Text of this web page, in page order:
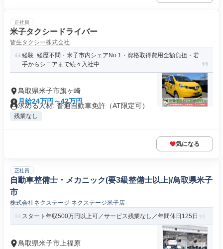
正社員
米子タクシードライバー
皆生タクシー株式会社
経験･経歴不問・米子市内シェアNo.1・資格取得費用全額負担・若
手からシニアまで続々入社中...
鳥取県米子市旗ヶ崎
月給24万円～42万円
求める人材: 普通自動車免許（AT限定可）
残業なし
気になる
正社員
自動車整備士・メカニック(要3級整備士以上)/鳥取県米子
市
株式会社ネクステージ ネクステージ米子店
スタート年収500万円以上可／サービス残業なし／年間休日125日
鳥取県米子市上福原